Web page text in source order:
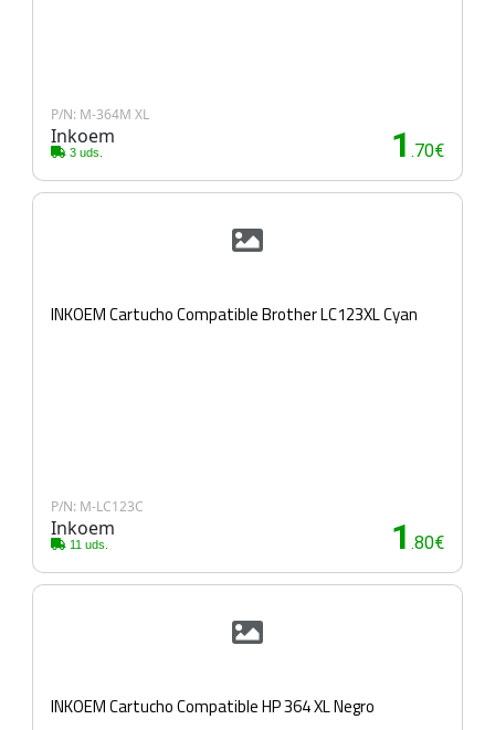
P/N: M-364M XL
Inkoem
3 uds. 1 .70€
INKOEM Cartucho Compatible Brother LC123XL Cyan
P/N: M-LC123C
Inkoem
11 uds. 1 .80€
INKOEM Cartucho Compatible HP 364 XL Negro